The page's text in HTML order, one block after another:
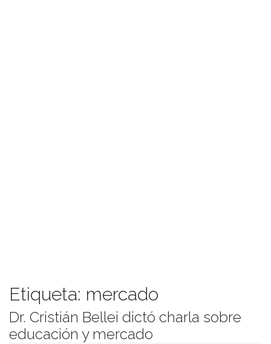
Etiqueta: mercado
Dr. Cristián Bellei dictó charla sobre
educación y mercado